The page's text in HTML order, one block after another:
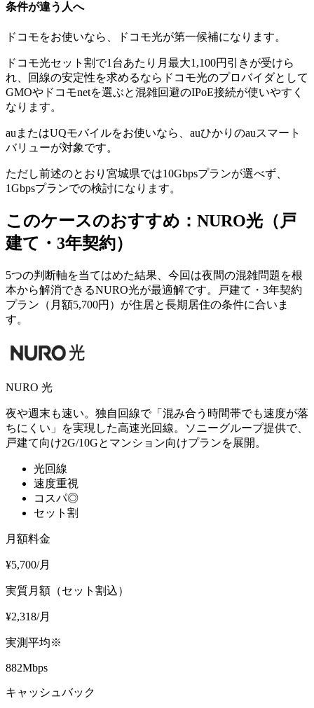
条件が違う人へ
ドコモをお使いなら、ドコモ光が第一候補になります。
ドコモ光セット割で1台あたり月最大1,100円引きが受けら
れ、回線の安定性を求めるならドコモ光のプロバイダとして
GMOやドコモnetを選ぶと混雑回避のIPoE接続が使いやすく
なります。
auまたはUQモバイルをお使いなら、auひかりのauスマート
バリューが対象です。
ただし前述のとおり宮城県では10Gbpsプランが選べず、
1Gbpsプランでの検討になります。
このケースのおすすめ：NURO光（戸
建て・3年契約）
5つの判断軸を当てはめた結果、今回は夜間の混雑問題を根
本から解消できるNURO光が最適解です。戸建て・3年契約
プラン（月額5,700円）が住居と長期居住の条件に合いま
す。
NURO 光
夜や週末も速い。独自回線で「混み合う時間帯でも速度が落
ちにくい」を実現した高速光回線。ソニーグループ提供で、
戸建て向け2G/10Gとマンション向けプランを展開。
光回線
速度重視
コスパ◎
セット割
月額料金
¥5,700/月
実質月額（セット割込）
¥2,318/月
実測平均※
882Mbps
キャッシュバック